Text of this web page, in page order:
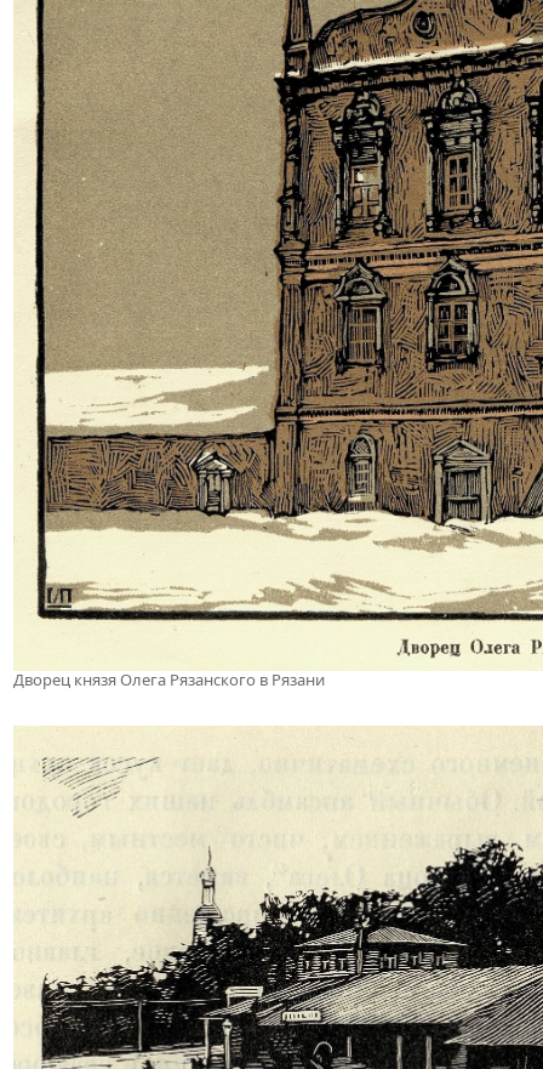
Дворец князя Олега Рязанского в Рязани